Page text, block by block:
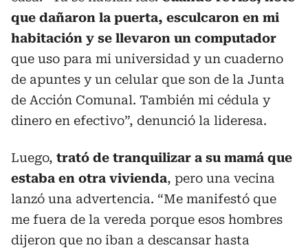
que dañaron la puerta, esculcaron en mi
habitación y se llevaron un computador
que uso para mi universidad y un cuaderno
de apuntes y un celular que son de la Junta
de Acción Comunal. También mi cédula y
dinero en efectivo”, denunció la lideresa.
Luego, trató de tranquilizar a su mamá que
estaba en otra vivienda, pero una vecina
lanzó una advertencia. “Me manifestó que
me fuera de la vereda porque esos hombres
dijeron que no iban a descansar hasta